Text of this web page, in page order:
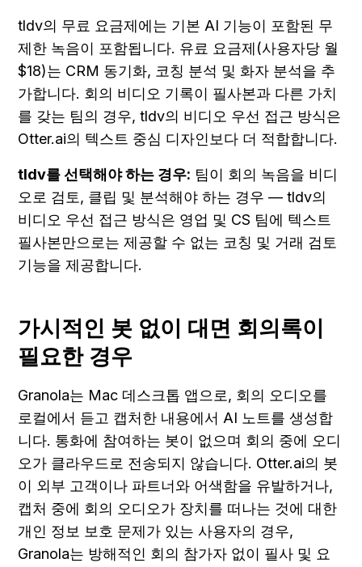
tldv의 무료 요금제에는 기본 AI 기능이 포함된 무
제한 녹음이 포함됩니다. 유료 요금제(사용자당 월
$18)는 CRM 동기화, 코칭 분석 및 화자 분석을 추
가합니다. 회의 비디오 기록이 필사본과 다른 가치
를 갖는 팀의 경우, tldv의 비디오 우선 접근 방식은
Otter.ai의 텍스트 중심 디자인보다 더 적합합니다.
tldv를 선택해야 하는 경우: 팀이 회의 녹음을 비디
오로 검토, 클립 및 분석해야 하는 경우 — tldv의
비디오 우선 접근 방식은 영업 및 CS 팀에 텍스트
필사본만으로는 제공할 수 없는 코칭 및 거래 검토
기능을 제공합니다.
가시적인 봇 없이 대면 회의록이
필요한 경우
Granola는 Mac 데스크톱 앱으로, 회의 오디오를
로컬에서 듣고 캡처한 내용에서 AI 노트를 생성합
니다. 통화에 참여하는 봇이 없으며 회의 중에 오디
오가 클라우드로 전송되지 않습니다. Otter.ai의 봇
이 외부 고객이나 파트너와 어색함을 유발하거나,
캡처 중에 회의 오디오가 장치를 떠나는 것에 대한
개인 정보 보호 문제가 있는 사용자의 경우,
Granola는 방해적인 회의 참가자 없이 필사 및 요